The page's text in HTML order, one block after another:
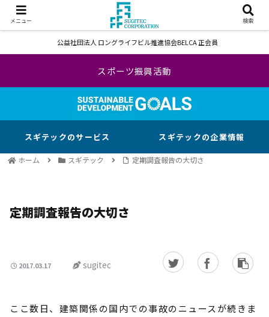
公益社団法人 ロングライフビル推進協会BELCA 正会員
スポーツ振興活動
スギテックのサービス スギテックの企業情報
ホーム スギテック 定期調査報告の大切さ
定期調査報告の大切さ
2017.03.17 sugitec
ここ数日、建築関係の国内での事故のニュースが続きま
メニュー 検索